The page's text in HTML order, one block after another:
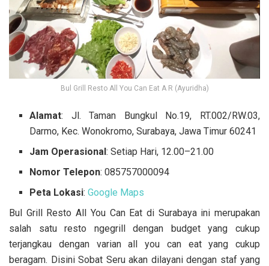
Bul Grill Resto All You Can Eat A R (Ayuridha)
Alamat: Jl. Taman Bungkul No.19, RT.002/RW.03,
Darmo, Kec. Wonokromo, Surabaya, Jawa Timur 60241
Jam Operasional: Setiap Hari, 12.00–21.00
Nomor Telepon: 085757000094
Peta Lokasi:Google Maps
Bul Grill Resto All You Can Eat di Surabaya ini merupakan
salah satu resto ngegrill dengan budget yang cukup
terjangkau dengan varian all you can eat yang cukup
beragam. Disini Sobat Seru akan dilayani dengan staf yang